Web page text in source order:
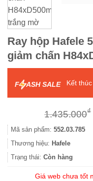
Ray hộp Hafele
giảm chấn
F ASH SALE Kết
1.435.000₫
Mã sản phẩm: 552.03.785
Thương hiệu: Hafele
Trạng thái: Còn hàng
Giá web chưa tốt